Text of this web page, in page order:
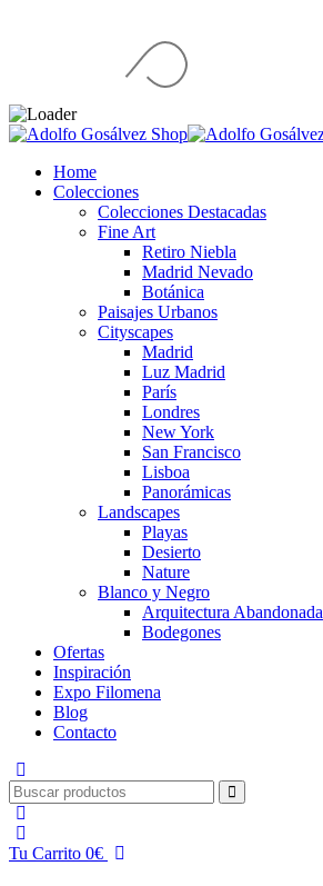
Home
Colecciones
Colecciones Destacadas
Fine Art
Retiro Niebla
Madrid Nevado
Botánica
Paisajes Urbanos
Cityscapes
Madrid
Luz Madrid
París
Londres
New York
San Francisco
Lisboa
Panorámicas
Landscapes
Playas
Desierto
Nature
Blanco y Negro
Arquitectura Abandonada
Bodegones
Ofertas
Inspiración
Expo Filomena
Blog
Contacto
Tu Carrito 0€